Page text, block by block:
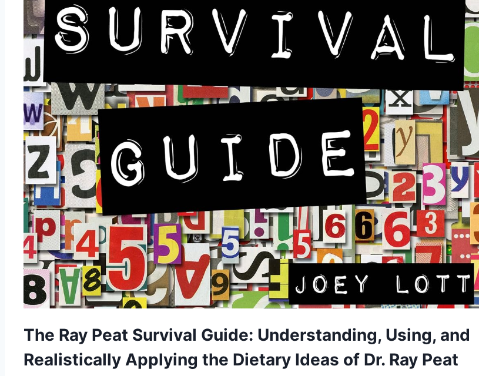
The Ray Peat Survival Guide: Understanding, Using, and
Realistically Applying the Dietary Ideas of Dr. Ray Peat